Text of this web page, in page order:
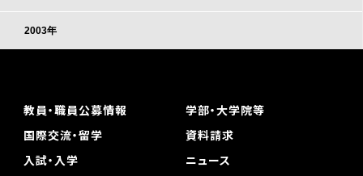
2003年
教員・職員公募情報
学部・大学院等
国際交流・留学
資料請求
入試・入学
ニュース